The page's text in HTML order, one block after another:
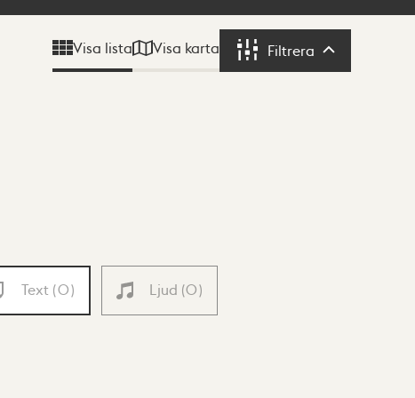
Visa lista Visa karta Filtrera Filtrera
Text (0) Ljud (0)